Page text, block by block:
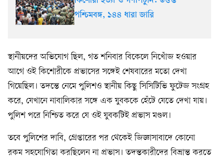
পশ্চিমবঙ্গ, ১৪৪ ধারা জারি
স্থানীয়দের অভিযোগ ছিল, গত শনিবার বিকেলে নিখোঁজ হওয়ার
আগে ওই কিশোরীকে প্রভাসের সঙ্গেই শেষবারের মতো দেখা
গিয়েছিল। তদন্তে নেমে পুলিশও স্থানীয় কিছু সিসিটিভি ফুটেজ সংগ্রহ
করে, যেখানে নাবালিকার সঙ্গে এক যুবককে হেঁটে যেতে দেখা যায়।
পুলিশ পরে নিশ্চিত করে যে ওই যুবকটিই প্রভাস মণ্ডল।
তবে পুলিশের দাবি, গ্রেপ্তারের পর থেকেই জিজ্ঞাসাবাদে কোনো
রকম সহযোগিতা করছিলেন না প্রভাস। তদন্তকারীদের বিভ্রান্ত করতে